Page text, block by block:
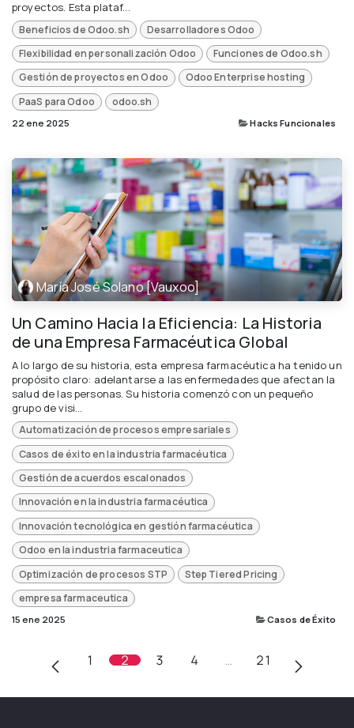
proyectos. Esta plataf...
Beneficios de Odoo.sh
Desarrolladores Odoo
Flexibilidad en personalización Odoo
Funciones de Odoo.sh
Gestión de proyectos en Odoo
Odoo Enterprise hosting
PaaS para Odoo
odoo.sh
22 ene 2025 Hacks Funcionales
María José Solano [Vauxoo]
Un Camino Hacia la Eficiencia: La Historia
de una Empresa Farmacéutica Global
A lo largo de su historia, esta empresa farmacéutica ha tenido un
propósito claro: adelantarse a las enfermedades que afectan la
salud de las personas. Su historia comenzó con un pequeño
grupo de visi...
Automatización de procesos empresariales
Casos de éxito en la industria farmacéutica
Gestión de acuerdos escalonados
Innovación en la industria farmacéutica
Innovación tecnológica en gestión farmacéutica
Odoo en la industria farmaceutica
Optimización de procesos STP
Step Tiered Pricing
empresa farmaceutica
15 ene 2025 Casos de Éxito
1 2 3 4 … 21